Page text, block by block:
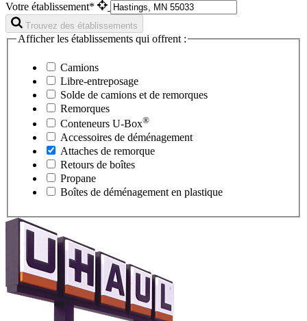
Votre établissement*
Trouvez des établissements
Afficher les établissements qui offrent :
Camions
Libre-entreposage
Solde de camions et de remorques
Remorques
Conteneurs U-Box®
Accessoires de déménagement
Attaches de remorque
Retours de boîtes
Propane
Boîtes de déménagement en plastique